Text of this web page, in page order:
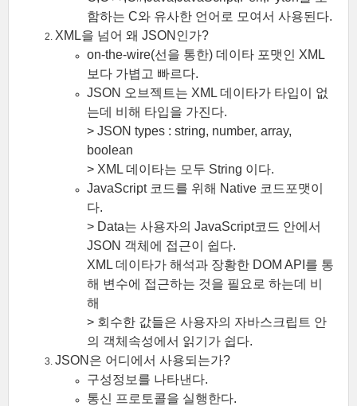
함하는 C와 유사한 언어로 모여서 사용된다.
XML을 넘어 왜 JSON인가?
on-the-wire(선을 통한) 데이타 포맷인 XML
보다 가볍고 빠르다.
JSON 오브젝트는 XML 데이타가 타입이 없
는데 비해 타입을 가진다.
> JSON types : string, number, array,
boolean
> XML 데이타는 모두 String 이다.
JavaScript 코드를 위해 Native 코드포맷이
다.
> Data는 사용자의 JavaScript코드 안에서
JSON 객체에 접근이 쉽다.
XML 데이타가 해석과 장황한 DOM API를 통
해 변수에 접근하는 것을 필요로 하는데 비
해
> 회수한 값들은 사용자의 자바스크립트 안
의 객체속성에서 읽기가 쉽다.
JSON은 어디에서 사용되는가?
구성정보를 나타낸다.
통신 프로토콜을 실행한다.